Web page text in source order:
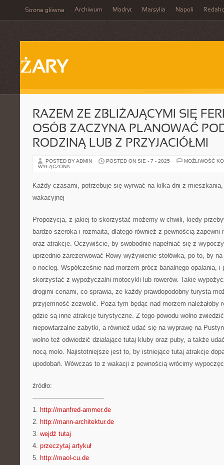
Strona główna Archiwum Madryt Marsylia Napoli
ŻARY
RAZEM ZE ZBLIŻAJĄCYMI SIĘ
OSÓB ZACZYNA PLANOWAĆ
RODZINĄ LUB Z PRZYJACIÓŁMI
POSTED BY ADMIN POSTED ON SIE - 7 - 2025
MOŻLIWOŚĆ
WYŁĄCZONA
Każdy czasami, potrzebuje się wyrwać na kilka dni z
wakacyjnej
Propozycja, z jakiej to skorzystać możemy w chwili, kiedy
bardzo szeroka i rozmaita, dlatego również z pewnością zapewni
oraz atrakcje. Oczywiście, by swobodnie napełniać się z
uprzednio zarezerwować Rowy wyżywienie stołówka, po to, by
o nocleg. Współcześnie nad morzem prócz banalnego opalania, i
skorzystać z wypożyczalni motocykli lub rowerów. Takie
drogimi cenami, co sprawia, ze każdy prawdopodobny turysta
przyjemność zezwolić. Poza tym będąc nad morzem należałoby
gdzie są inne atrakcje turystyczne. Z tego powodu wolno
niepowtarzalne zabytki, a również udać się na wyprawę na
wolno też odwiedzić działające tutaj kluby oraz puby, a także
nocą molo. Najistotniejsze jest to, by istniejące tutaj atrakcje
upodobań. Wówczas to z wakacji z pewnością wrócimy
źródło:
———————————
1. http://manfred-ammer.de
2. http://mann-architektur.de
3. wejdź tutaj
4. przeczytaj artykuł
5. http://maol-cu.de